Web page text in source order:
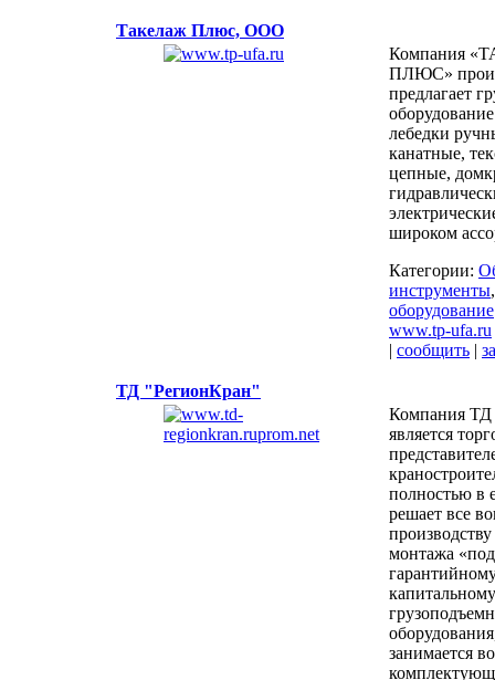
Такелаж Плюс, ООО
Компания
ПЛЮС»
предлагает
лебедки
канатные,
цепные,
широком
Категории:
инструменты
оборудование
www.tp-ufa.ru
| сообщить |
ТД "РегионКран"
Компания ТД
является
полностью в
решает все
монтажа
занимается